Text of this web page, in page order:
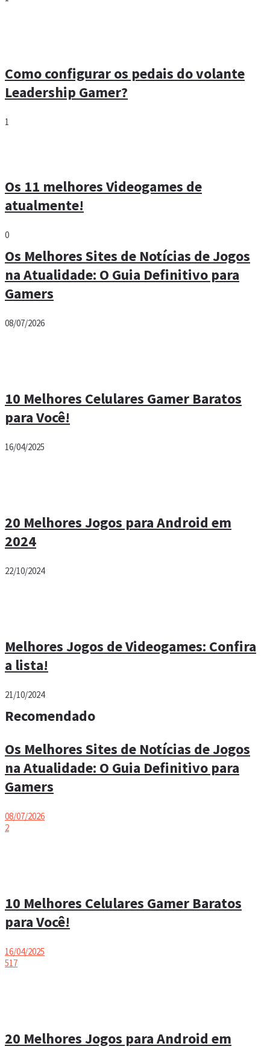
Como configurar os pedais do volante
Leadership Gamer?
1
Os 11 melhores Videogames de
atualmente!
0
Os Melhores Sites de Notícias de Jogos
na Atualidade: O Guia Definitivo para
Gamers
08/07/2026
10 Melhores Celulares Gamer Baratos
para Você!
16/04/2025
20 Melhores Jogos para Android em
2024
22/10/2024
Melhores Jogos de Videogames: Confira
a lista!
21/10/2024
Recomendado
Os Melhores Sites de Notícias de Jogos
na Atualidade: O Guia Definitivo para
Gamers
08/07/2026
2
10 Melhores Celulares Gamer Baratos
para Você!
16/04/2025
517
20 Melhores Jogos para Android em